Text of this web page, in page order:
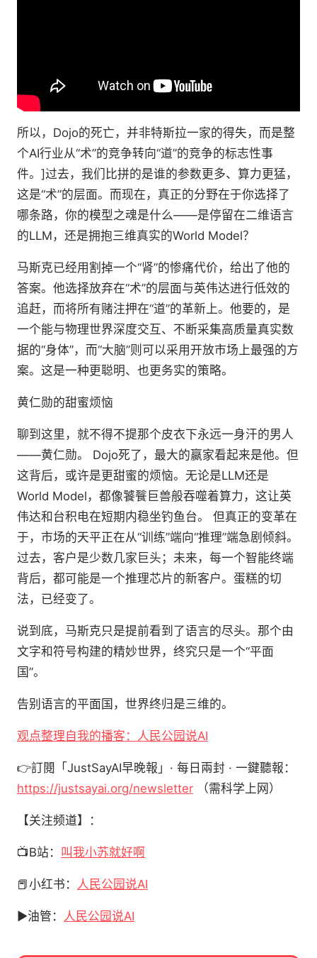
所以，Dojo的死亡，并非特斯拉一家的得失，而是整
个AI行业从“术”的竞争转向“道”的竞争的标志性事
件。]过去，我们比拼的是谁的参数更多、算力更猛，
这是“术”的层面。而现在，真正的分野在于你选择了
哪条路，你的模型之魂是什么——是停留在二维语言
的LLM，还是拥抱三维真实的World Model？
马斯克已经用割掉一个“肾”的惨痛代价，给出了他的
答案。他选择放弃在“术”的层面与英伟达进行低效的
追赶，而将所有赌注押在“道”的革新上。他要的，是
一个能与物理世界深度交互、不断采集高质量真实数
据的“身体”，而“大脑”则可以采用开放市场上最强的方
案。这是一种更聪明、也更务实的策略。
黄仁勋的甜蜜烦恼
聊到这里，就不得不提那个皮衣下永远一身汗的男人
——黄仁勋。 Dojo死了，最大的赢家看起来是他。但
这背后，或许是更甜蜜的烦恼。无论是LLM还是
World Model，都像饕餮巨兽般吞噬着算力，这让英
伟达和台积电在短期内稳坐钓鱼台。 但真正的变革在
于，市场的天平正在从“训练”端向“推理”端急剧倾斜。
过去，客户是少数几家巨头；未来，每一个智能终端
背后，都可能是一个推理芯片的新客户。蛋糕的切
法，已经变了。
说到底，马斯克只是提前看到了语言的尽头。那个由
文字和符号构建的精妙世界，终究只是一个“平面
国”。
告别语言的平面国，世界终归是三维的。
观点整理自我的播客：人民公园说AI
👉訂閱「JustSayAI早晚報」· 每日兩封 · 一鍵聽報：
https://justsayai.org/newsletter （需科学上网）
【关注频道】：
📺B站： 叫我小苏就好啊
📕小红书： 人民公园说AI
▶️油管： 人民公园说AI